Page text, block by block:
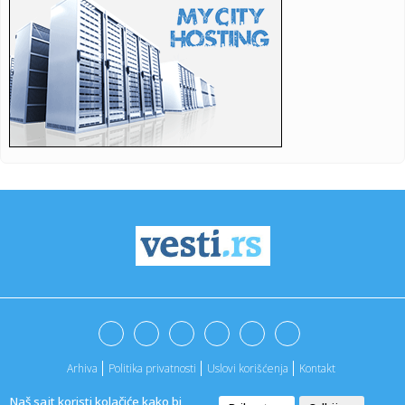
Naš sajt koristi kolačiće kako bi
13:54:Dosta jeftinije ove namirnice: Ovo su cene na pijacama
širom Srb...
13:48:Dron uleteo iz Rumunije u Bugarsku i eksplodirao: "Ne zna
se odak...
13:46:EVROLIGA VIŠE NEĆE BITI ISTA: Ovih 20 poteza mogu da
promene ...
Saslušan osumnjičeni za ubistvo majke Milke na Novom
Gimaraeš zvanično u Arsenalu!
13:40:Zvanično: Saša Lukić je novi Traktorista!
Arhiva Politika privatnosti Uslovi korišćenja Kontakt